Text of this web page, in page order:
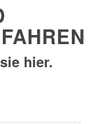
hier.